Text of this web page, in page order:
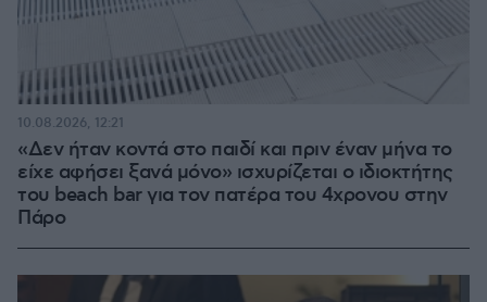
«Δεν ήταν κοντά στο παιδί και πριν έναν μήνα το
είχε αφήσει ξανά μόνο» ισχυρίζεται ο ιδιοκτήτης
του beach bar για τον πατέρα του 4χρονου στην
Πάρο
10.08.2026, 12:21